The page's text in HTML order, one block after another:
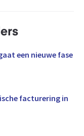
een nieuwe fase
facturering in